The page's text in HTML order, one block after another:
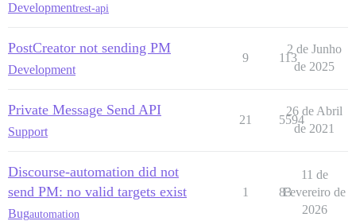
Developmentrest-api
PostCreator not sending PM
Development
9 113
2 de Junho
de 2025
Private Message Send API
Support
21 5594
26 de Abril
de 2021
Discourse-automation did not
send PM: no valid targets exist
Bugautomation
1 83
11 de
Fevereiro de
2026